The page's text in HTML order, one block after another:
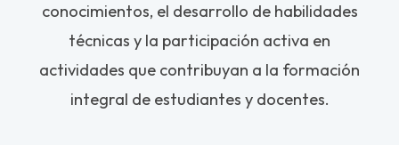
conocimientos, el desarrollo de habilidades
técnicas y la participación activa en
actividades que contribuyan a la formación
integral de estudiantes y docentes.